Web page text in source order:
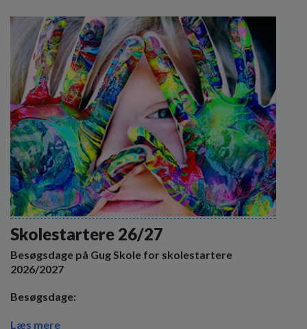
Skolestartere 26/27
Besøgsdage på Gug Skole for skolestartere
2026/2027
Besøgsdage:
Læs mere